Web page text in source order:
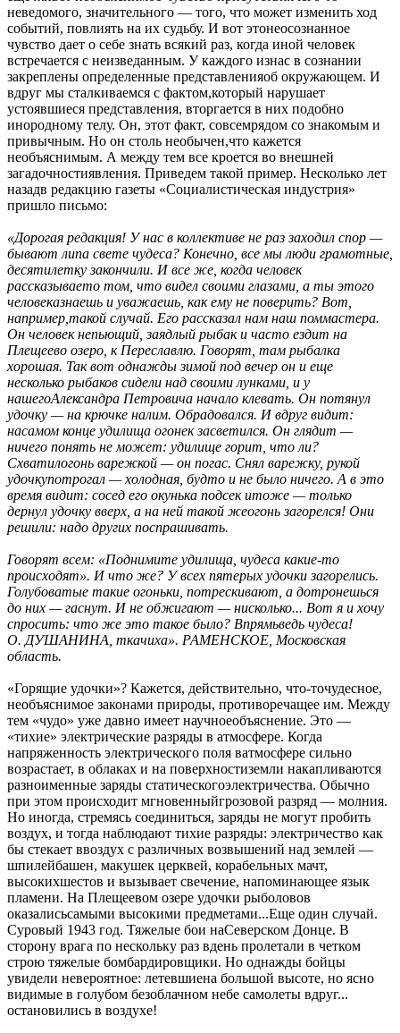
неведомого, значительного — того, что может изменить ход
событий, повлиять на их судьбу. И вот этонеосознанное
чувство дает о себе знать всякий раз, когда иной человек
встречается с неизведанным. У каждого изнас в сознании
закреплены определенные представленияоб окружающем. И
вдруг мы сталкиваемся с фактом,который нарушает
устоявшиеся представления, вторгается в них подобно
инородному телу. Он, этот факт, совсемрядом со знакомым и
привычным. Но он столь необычен,что кажется
необъяснимым. А между тем все кроется во внешней
загадочностиявления. Приведем такой пример. Несколько лет
назадв редакцию газеты «Социалистическая индустрия»
пришло письмо:
«Дорогая редакция! У нас в коллективе не раз заходил спор —
бывают липа свете чудеса? Конечно, все мы люди грамотные,
десятилетку закончили. И все же, когда человек
рассказываето том, что видел своими глазами, а ты этого
человеказнаешь и уважаешь, как ему не поверить? Вот,
например,такой случай. Его рассказал нам наш поммастера.
Он человек непьющий, заядлый рыбак и часто ездит на
Плещеево озеро, к Переславлю. Говорят, там рыбалка
хорошая. Так вот однажды зимой под вечер он и еще
несколько рыбаков сидели над своими лунками, и у
нашегоАлександра Петровича начало клевать. Он потянул
удочку — на крючке налим. Обрадовался. И вдруг видит:
насамом конце удилища огонек засветился. Он глядит —
ничего понять не может: удилище горит, что ли?
Схватилогонь варежкой — он погас. Снял варежку, рукой
удочкупотрогал — холодная, будто и не было ничего. А в это
время видит: сосед его окунька подсек итоже — только
дернул удочку вверх, а на ней такой жеогонь загорелся! Они
решили: надо других поспрашивать.
Говорят всем: «Поднимите удилища, чудеса какие-то
происходят». И что же? У всех пятерых удочки загорелись.
Голубоватые такие огоньки, потрескивают, а дотронешься
до них — гаснут. И не обжигают — нисколько... Вот я и хочу
спросить: что же это такое было? Впрямьведь чудеса!
О. ДУШАНИНА, ткачиха». РАМЕНСКОЕ, Московская
область.
«Горящие удочки»? Кажется, действительно, что-точудесное,
необъяснимое законами природы, противоречащее им. Между
тем «чудо» уже давно имеет научноеобъяснение. Это —
«тихие» электрические разряды в атмосфере. Когда
напряженность электрического поля ватмосфере сильно
возрастает, в облаках и на поверхностиземли накапливаются
разноименные заряды статическогоэлектричества. Обычно
при этом происходит мгновенныйгрозовой разряд — молния.
Но иногда, стремясь соединиться, заряды не могут пробить
воздух, и тогда наблюдают тихие разряды: электричество как
бы стекает ввоздух с различных возвышений над землей —
шпилейбашен, макушек церквей, корабельных мачт,
высокихшестов и вызывает свечение, напоминающее язык
пламени. На Плещеевом озере удочки рыболовов
оказалисьсамыми высокими предметами...Еще один случай.
Суровый 1943 год. Тяжелые бои наСеверском Донце. В
сторону врага по нескольку раз вдень пролетали в четком
строю тяжелые бомбардировщики. Но однажды бойцы
увидели невероятное: летевшиена большой высоте, но ясно
видимые в голубом безоблачном небе самолеты вдруг...
остановились в воздухе!